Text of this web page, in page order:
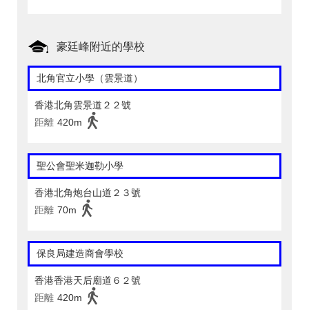
豪廷峰附近的學校
北角官立小學（雲景道）
香港北角雲景道２２號
距離 420m
聖公會聖米迦勒小學
香港北角炮台山道２３號
距離 70m
保良局建造商會學校
香港香港天后廟道６２號
距離 420m